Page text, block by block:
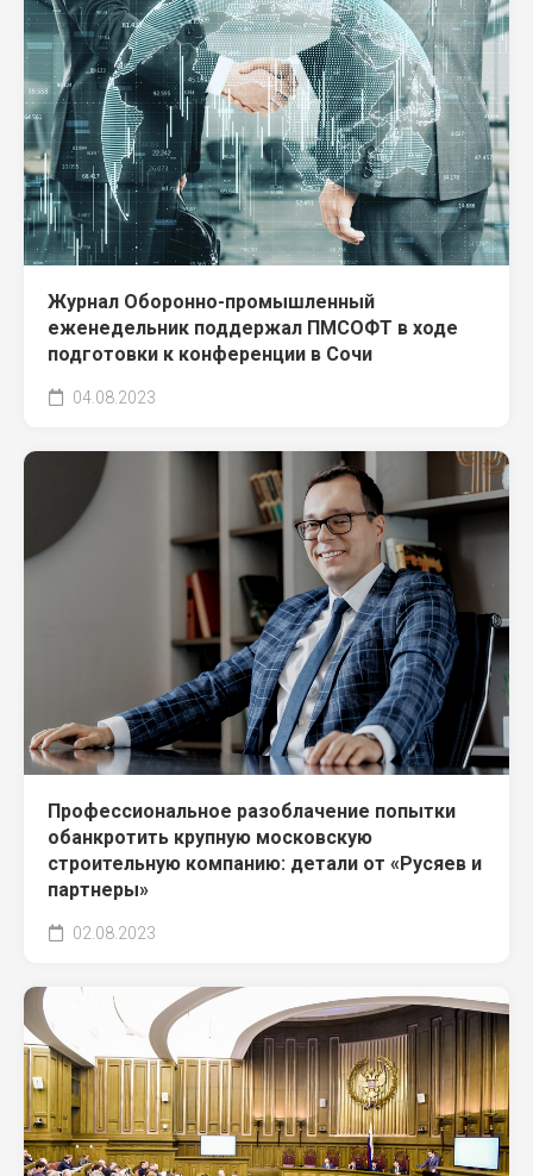
Журнал Оборонно-промышленный
еженедельник поддержал ПМСОФТ в ходе
подготовки к конференции в Сочи
04.08.2023
Профессиональное разоблачение попытки
обанкротить крупную московскую
строительную компанию: детали от «Русяев и
партнеры»
02.08.2023